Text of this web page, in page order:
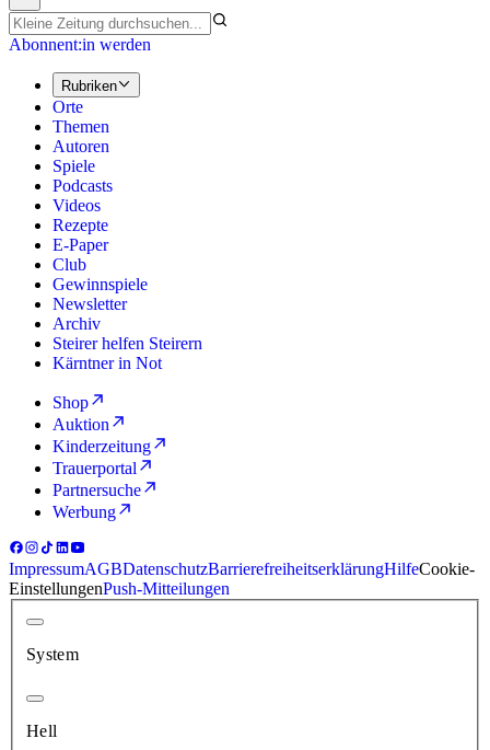
Abonnent:in werden
Rubriken
Orte
Themen
Autoren
Spiele
Podcasts
Videos
Rezepte
E-Paper
Club
Gewinnspiele
Newsletter
Archiv
Steirer helfen Steirern
Kärntner in Not
Shop
Auktion
Kinderzeitung
Trauerportal
Partnersuche
Werbung
ImpressumAGBDatenschutzBarrierefreiheitserklärungHilfeCookie-
EinstellungenPush-Mitteilungen
System
Hell